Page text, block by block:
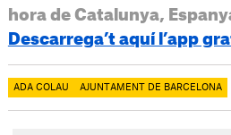
hora de Catalunya,
Descarrega’t aquí l’app
ADA COLAU AJUNTAMENT DE BARCELONA